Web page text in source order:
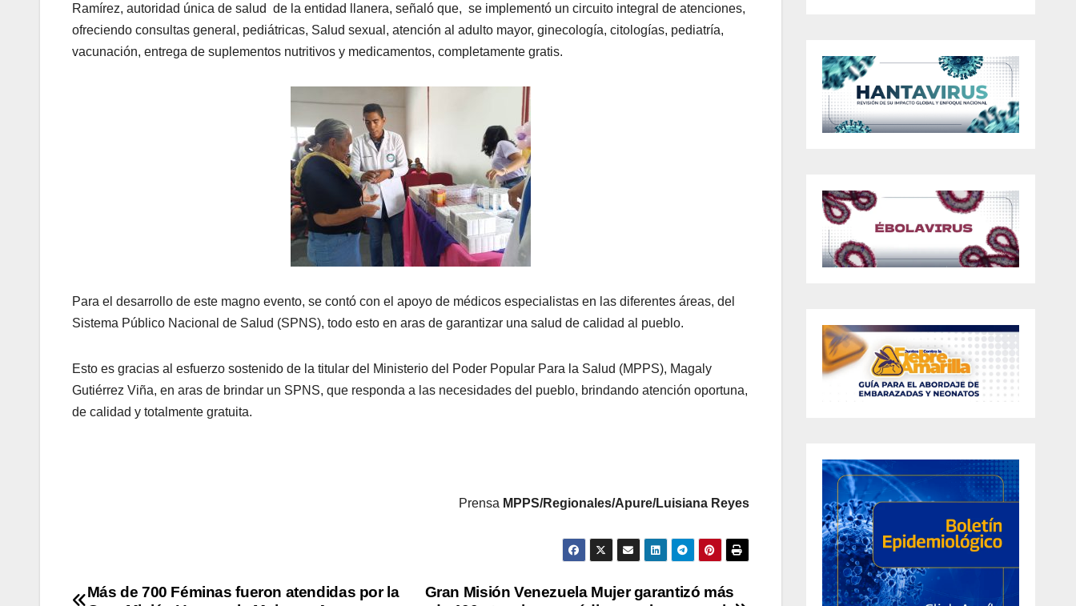
Ramírez, autoridad única de salud de la entidad llanera, señaló que, se implementó un circuito integral de atenciones,
ofreciendo consultas general, pediátricas, Salud sexual, atención al adulto mayor, ginecología, citologías, pediatría,
vacunación, entrega de suplementos nutritivos y medicamentos, completamente gratis.
Para el desarrollo de este magno evento, se contó con el apoyo de médicos especialistas en las diferentes áreas, del
Sistema Público Nacional de Salud (SPNS), todo esto en aras de garantizar una salud de calidad al pueblo.
Esto es gracias al esfuerzo sostenido de la titular del Ministerio del Poder Popular Para la Salud (MPPS), Magaly
Gutiérrez Viña, en aras de brindar un SPNS, que responda a las necesidades del pueblo, brindando atención oportuna,
de calidad y totalmente gratuita.
Prensa MPPS/Regionales/Apure/Luisiana Reyes
Gran Misión Venezuela Mujer garantizó más
Más de 700 Féminas fueron atendidas por la